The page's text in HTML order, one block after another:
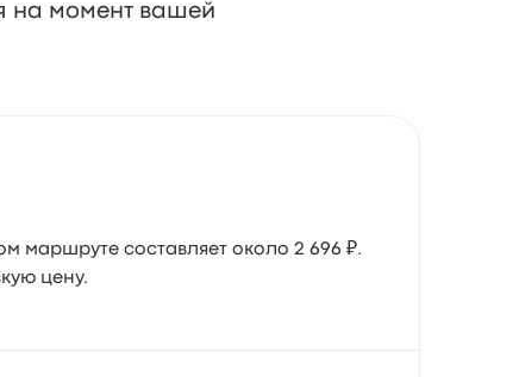
на момент вашей
маршруте составляет около 2 696 ₽.
цену.